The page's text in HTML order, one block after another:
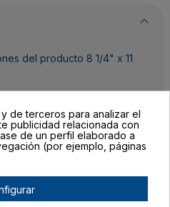
del producto 8 1/4" x 11
de terceros para analizar el
publicidad relacionada con
de un perfil elaborado a
(por ejemplo, páginas